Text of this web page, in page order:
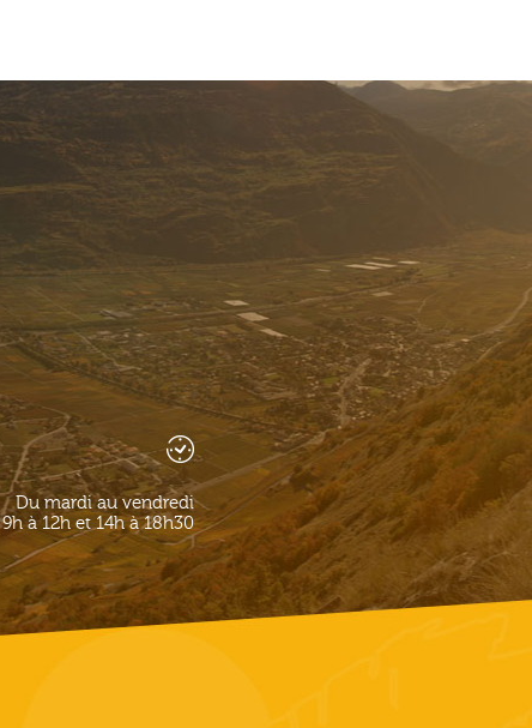
Du mardi au vendredi
9h à 12h et 14h à 18h30